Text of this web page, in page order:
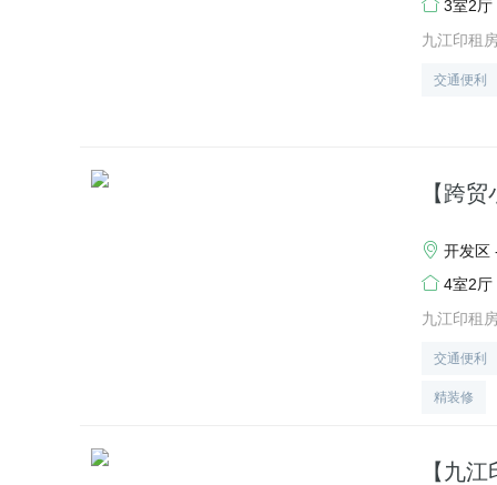
3室2厅
九江印租
交通便利
【跨
开发
4室2厅
九江印租
交通便利
精装修
【九